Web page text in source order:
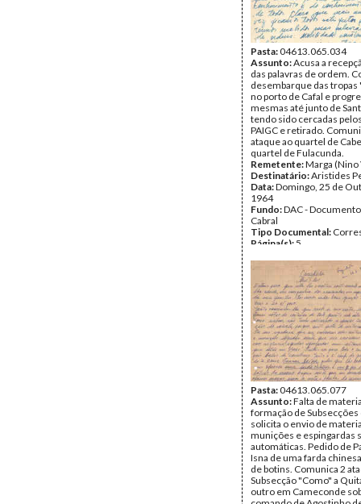
Pasta:04613.065.034
Assunto:Acusa a
das palavras de ordem.
desembarque das
no porto de Cafal e
mesmas até junto de
tendo sido cercadas
PAIGC e retirado.
ataque ao quartel de
quartel de Fulacunda.
Remetente:Marga (Nino
Destinatário:Aristides
Data:Domingo, 25 de
1964
Fundo:DAC -
Cabral
Tipo Documental:
Página(s): 5
Pasta:04613.065.077
Assunto:Falta de
formação de
solicita o envio de
munições e espingardas
automáticas. Pedido de
Isna de uma farda
de botins. Comunica 2
Subsecção "Como" a
outro em Cameconde